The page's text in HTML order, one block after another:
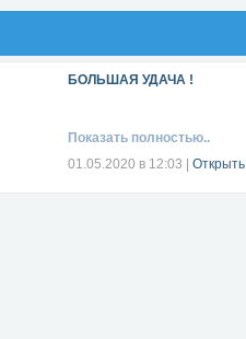
БОЛЬШАЯ УДАЧА !
Показать полностью..
01.05.2020 в 12:03
Открыть